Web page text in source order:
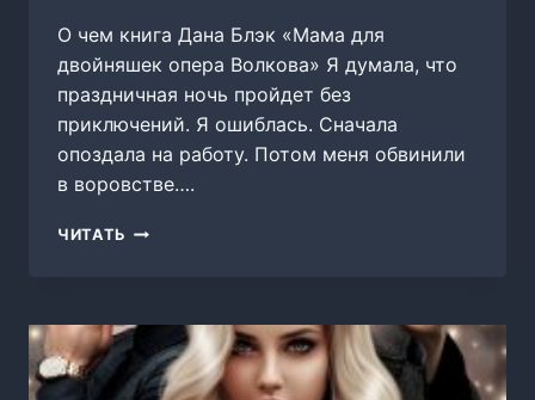
О чем книга Дана Блэк «Мама для
двойняшек опера Волкова» Я думала, что
праздничная ночь пройдет без
приключений. Я ошиблась. Сначала
опоздала на работу. Потом меня обвинили
в воровстве….
ЧИТАТЬ МАМА
ВОЛКОВА